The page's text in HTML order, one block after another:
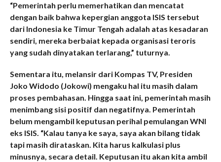
“Pemerintah perlu memerhatikan dan mencatat
dengan baik bahwa kepergian anggota ISIS tersebut
dari Indonesia ke Timur Tengah adalah atas kesadaran
sendiri, mereka berbaiat kepada organisasi teroris
yang sudah dinyatakan terlarang,” tuturnya.
Sementara itu, melansir dari Kompas TV, Presiden
Joko Widodo (Jokowi) mengaku hal itu masih dalam
proses pembahasan. Hingga saat ini, pemerintah masih
menimbang sisi positif dan negatifnya. Pemerintah
belum mengambil keputusan perihal pemulangan WNI
eks ISIS. “Kalau tanya ke saya, saya akan bilang tidak
tapi masih dirataskan. Kita harus kalkulasi plus
minusnya, secara detail. Keputusan itu akan kita ambil